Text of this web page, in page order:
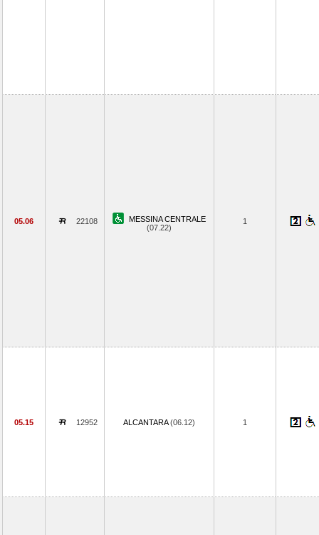
05.06 22108
MESSINA CENTRALE
(07.22)
1
05.15 12952 ALCANTARA(06.12) 1